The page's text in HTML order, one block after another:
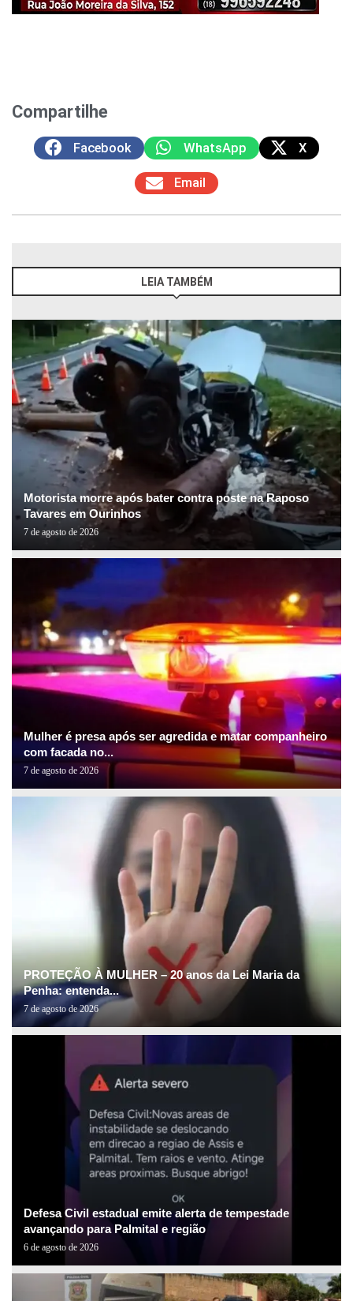
Compartilhe
Facebook WhatsApp X
Email
LEIA TAMBÉM
Motorista morre após bater contra poste na Raposo
Tavares em Ourinhos
7 de agosto de 2026
Mulher é presa após ser agredida e matar companheiro
com facada no...
7 de agosto de 2026
PROTEÇÃO À MULHER – 20 anos da Lei Maria da
Penha: entenda...
7 de agosto de 2026
Defesa Civil estadual emite alerta de tempestade
avançando para Palmital e região
6 de agosto de 2026